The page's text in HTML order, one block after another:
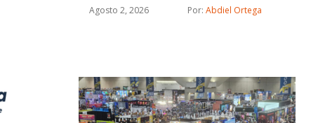
una alianza con Jaime Bonilla
Agosto 2, 2026 Por: Abdiel Ortega